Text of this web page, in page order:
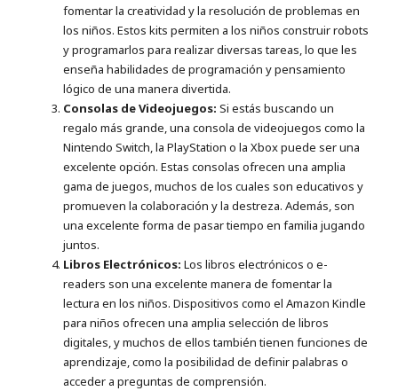
fomentar la creatividad y la resolución de problemas en
los niños. Estos kits permiten a los niños construir robots
y programarlos para realizar diversas tareas, lo que les
enseña habilidades de programación y pensamiento
lógico de una manera divertida.
Consolas de Videojuegos: Si estás buscando un
regalo más grande, una consola de videojuegos como la
Nintendo Switch, la PlayStation o la Xbox puede ser una
excelente opción. Estas consolas ofrecen una amplia
gama de juegos, muchos de los cuales son educativos y
promueven la colaboración y la destreza. Además, son
una excelente forma de pasar tiempo en familia jugando
juntos.
Libros Electrónicos: Los libros electrónicos o e-
readers son una excelente manera de fomentar la
lectura en los niños. Dispositivos como el Amazon Kindle
para niños ofrecen una amplia selección de libros
digitales, y muchos de ellos también tienen funciones de
aprendizaje, como la posibilidad de definir palabras o
acceder a preguntas de comprensión.